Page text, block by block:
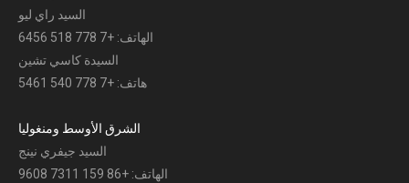
السيد راي ليو
الهاتف: +7 778 518 6456
السيدة كاسي تشين
هاتف: +7 778 540 5461
الشرق الأوسط ومنغوليا
السيد جيفري نينج
الهاتف: +86 159 7311 9608